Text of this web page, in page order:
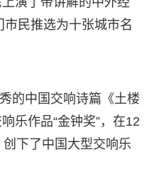
民推选为十张城市名
的中国交响诗篇《土楼
乐作品“金钟奖”，在12
下了中国大型交响乐